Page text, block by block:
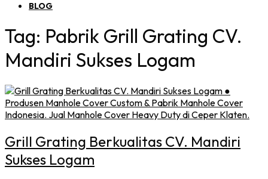
BLOG
Tag: Pabrik Grill Grating CV.
Mandiri Sukses Logam
Grill Grating Berkualitas CV. Mandiri
Sukses Logam